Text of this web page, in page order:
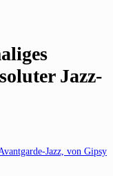
Jazz-
Jazz, von Gipsy